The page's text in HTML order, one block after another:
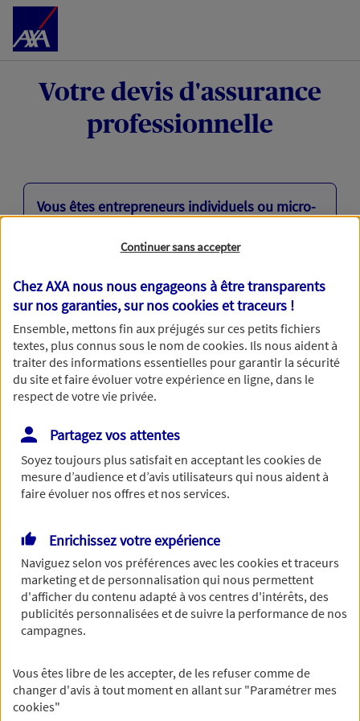
Accéder au Contenu
Votre devis d'assurance
professionnelle
Vous êtes entrepreneurs individuels ou micro-
Mon Pack Entrepreneur assure votre activité
et vous accompagne en cas d’arrêt de travail
(à la suite d'un accident) ou en cas de litige
avec un client ou un fournisseur.
Découvrez votre tarif
Répondez à quelques questions concernant votre
entreprise. Un agent prendra le relai pour vous
aider à choisir les garanties adaptées à votre
situation au meilleur prix
Savez-vous de quels produits
d'assurance professionnelle vous
avez besoin ?
Continuer sans accepter
Chez AXA nous nous engageons à être transparents
sur nos garanties, sur noscookies et traceurs !
Ensemble, mettons fin aux préjugés sur ces petits fichiers
textes, plus connus sous le nom decookies. Ils nous aident à
traiter des informations essentielles pour garantir la sécurité
du site et faire évoluer votre expérience en ligne, dans le
respect de votre vie privée.
Partagez vos attentes
Soyez toujours plus satisfait en acceptant lescookiesde
mesure d’audience et d’avis utilisateurs qui nous aident à
faire évoluer nos offres et nos services.
Enrichissez votre expérience
Naviguez selon vos préférences avec lescookies et traceurs
marketing et de personnalisation qui nous permettent
d'afficher du contenu adapté à vos centres d'intérêts, des
publicités personnalisées et de suivre la performance de nos
campagnes.
Vous êtes libre de les accepter, de les refuser comme de
changer d'avis à tout moment en allant sur "Paramétrer mes
cookies"